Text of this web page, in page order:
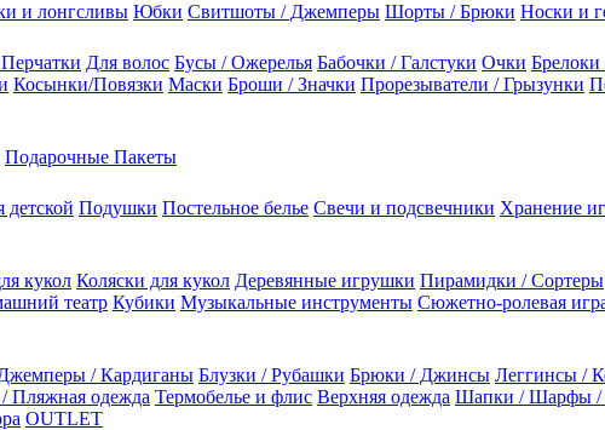
и лонгсливы Юбки Свитшоты / Джемперы Шорты / Брюки Носки и
Для волос Бусы / Ожерелья Бабочки / Галстуки Очки
Косынки/Повязки Маски Броши / Значки Прорезыватели / Грызунки
Подарочные Пакеты
Подушки Постельное белье Свечи и подсвечники Хранение
кукол Коляски для кукол Деревянные игрушки Пирамидки / Сортеры
театр Кубики Музыкальные инструменты Сюжетно-ролевая
/ Кардиганы Блузки / Рубашки Брюки / Джинсы Леггинсы /
Пляжная одежда Термобелье и флис Верхняя одежда Шапки / Шарфы /
OUTLET